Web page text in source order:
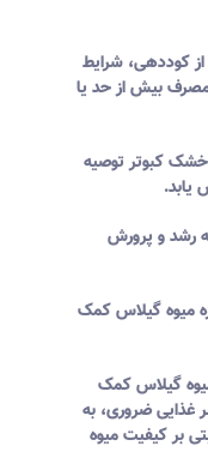
کوددهی، شرایط
بیش از حد یا
کبوتر توصیه
رشد و پرورش
میوه گیلاس کمک
گیلاس کمک
غذایی ضروری، به
بر کیفیت میوه